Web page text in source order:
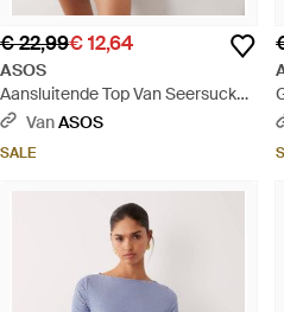
€ 22,99€ 12,64
ASOS
Aansluitende Top Van Seersucker
Met Opstaande Kraag En
VanASOS
SALE